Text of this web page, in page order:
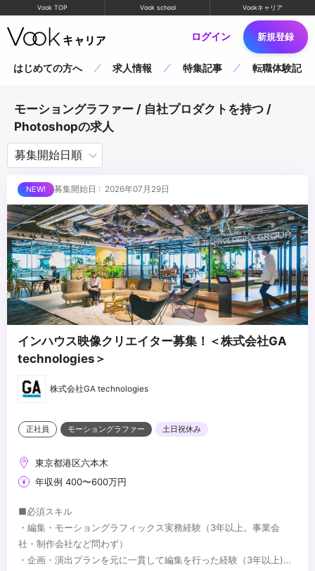
Vook TOP Vook school Vookキャリア
ログイン 新規登録
はじめての方へ 求人情報 特集記事 転職体験記
モーショングラファー / 自社プロダクトを持つ /
Photoshopの求人
募集開始日 : 2026年07月29日
インハウス映像クリエイター募集！＜株式会社GA
technologies＞
株式会社GA technologies
正社員 モーショングラファー 土日祝休み
東京都港区六本木
年収例 400〜600万円
■必須スキル
・編集・モーショングラフィックス実務経験（3年以上。事業会
社・制作会社など問わず）
・企画・演出プランを元に一貫して編集を行った経験（3年以上)